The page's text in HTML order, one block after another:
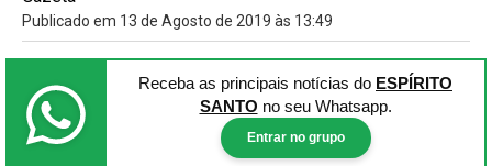
Publicado em 13 de Agosto de 2019 às 13:49
Receba as principais notícias do ESPÍRITO
SANTO no seu Whatsapp.
Entrar no grupo